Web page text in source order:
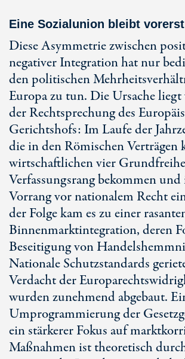
Eine Sozialunion bleibt
Diese Asymmetrie zwischen
negativer Integration hat nur
den politischen
Europa zu tun. Die Ursache
der Rechtsprechung des
Gerichtshofs: Im Laufe der
die in den Römischen Verträgen
wirtschaftlichen vier
Verfassungsrang bekommen
Vorrang vor nationalem Recht
der Folge kam es zu einer
Binnenmarktintegration, deren
Beseitigung von
Nationale Schutzstandards
Verdacht der
wurden zunehmend abgebaut.
Umprogrammierung der
ein stärkerer Fokus auf
Maßnahmen ist theoretisch